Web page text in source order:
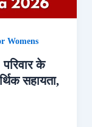
Womens
के
सहायता,